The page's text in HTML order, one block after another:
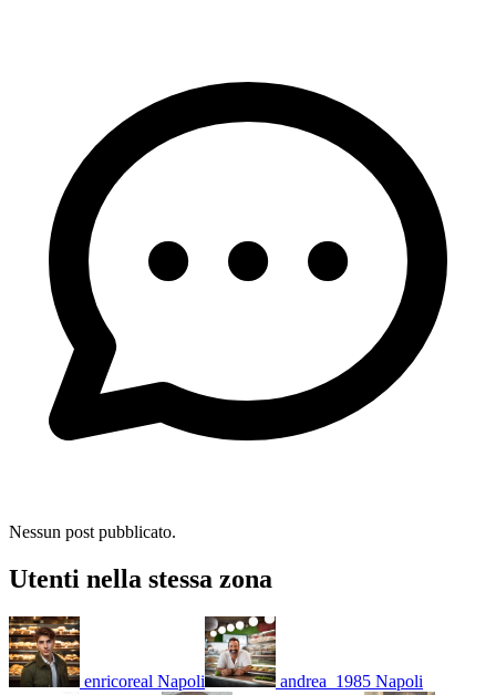
Nessun post pubblicato.
Utenti nella stessa zona
enricoreal Napoli andrea_1985 Napoli